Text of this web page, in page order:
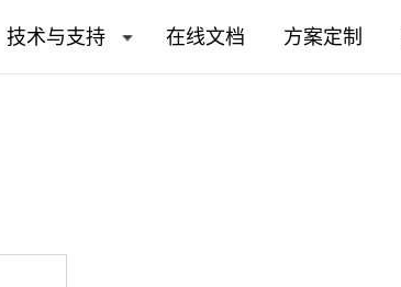
技术与支持 在线文档 方案定制